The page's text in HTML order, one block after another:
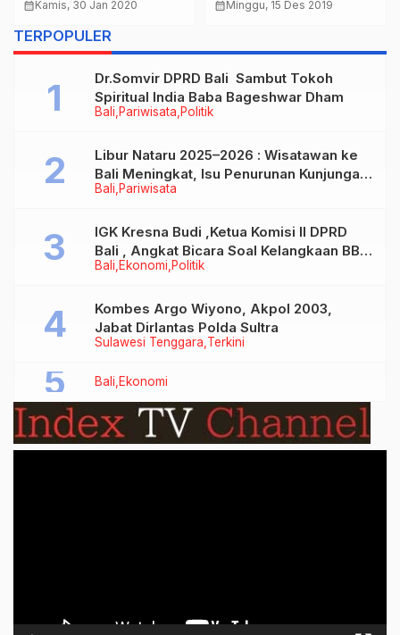
Uang Palsu Berbentuk
Tersangka
calendar_monthKamis, 30 Jan 2020
Peringkat IV Nasional
calendar_monthMinggu, 15 Des 2019
TERPOPULER
Bali Pariwisata Politik
Dr.Somvir DPRD Bali Sambut Tokoh
Spiritual India Baba Bageshwar Dham
Bali Pariwisata
Libur Nataru 2025–2026 : Wisatawan ke
Bali Meningkat, Isu Penurunan Kunjungan
Tidak Benar
Bali Ekonomi Politik
IGK Kresna Budi ,Ketua Komisi II DPRD
Bali , Angkat Bicara Soal Kelangkaan BBM
Bersubsidi Jenis Solar
Sulawesi Tenggara Terkini
Kombes Argo Wiyono, Akpol 2003,
Jabat Dirlantas Polda Sultra
Bali Ekonomi